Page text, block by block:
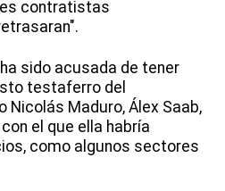
contratistas
sido acusada de tener
testaferro del
Nicolás Maduro, Álex Saab,
el que ella habría
como algunos sectores